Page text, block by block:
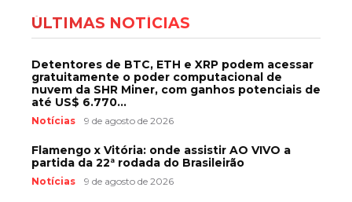
ÚLTIMAS NOTÍCIAS
Detentores de BTC, ETH e XRP podem acessar
gratuitamente o poder computacional de
nuvem da SHR Miner, com ganhos potenciais de
até US$ 6.770...
Notícias 9 de agosto de 2026
Flamengo x Vitória: onde assistir AO VIVO a
partida da 22ª rodada do Brasileirão
Notícias 9 de agosto de 2026